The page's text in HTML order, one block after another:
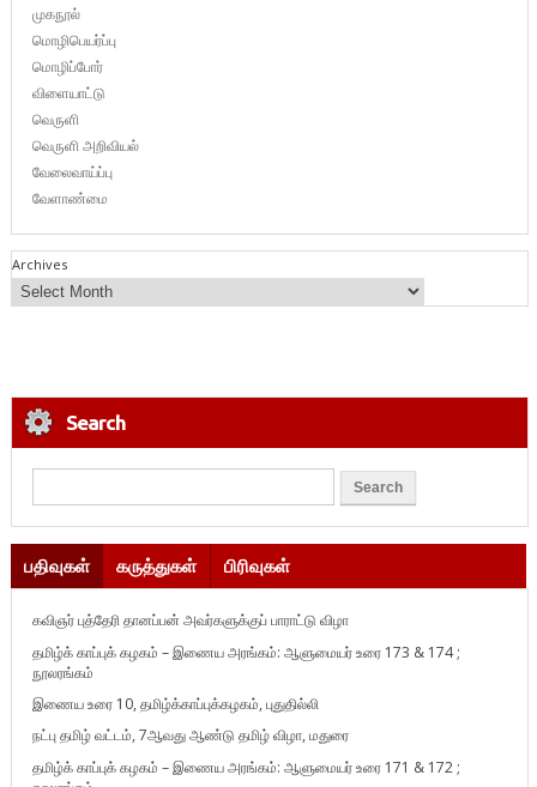
முகநூல்
மொழிபெயர்ப்பு
மொழிப்போர்
விளையாட்டு
வெருளி
வெருளி அறிவியல்
வேலைவாய்ப்பு
வேளாண்மை
Archives
Search
பதிவுகள் கருத்துகள் பிரிவுகள்
கவிஞர் புத்தேரி தானப்பன் அவர்களுக்குப் பாராட்டு விழா
தமிழ்க் காப்புக் கழகம் – இணைய அரங்கம்: ஆளுமையர் உரை 173 & 174 ;
நூலரங்கம்
இணைய உரை 10, தமிழ்க்காப்புக்கழகம், புதுதில்லி
நட்பு தமிழ் வட்டம், 7ஆவது ஆண்டு தமிழ் விழா, மதுரை
தமிழ்க் காப்புக் கழகம் – இணைய அரங்கம்: ஆளுமையர் உரை 171 & 172 ;